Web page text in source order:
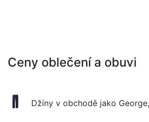
Ceny oblečení a obuvi
Džíny v obchodě jako